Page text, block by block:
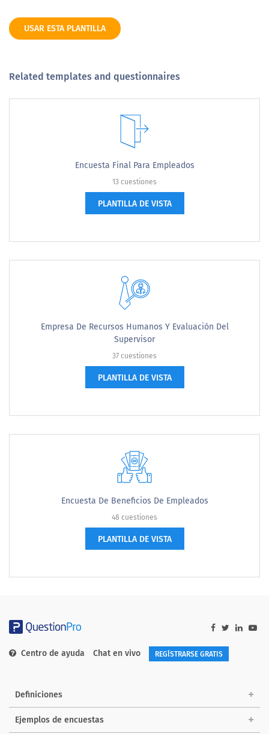
USAR ESTA PLANTILLA
Related templates and questionnaires
Encuesta Final Para Empleados
13 cuestiones
PLANTILLA DE VISTA
Empresa De Recursos Humanos Y Evaluación Del
Supervisor
37 cuestiones
PLANTILLA DE VISTA
Encuesta De Beneficios De Empleados
48 cuestiones
PLANTILLA DE VISTA
Centro de ayuda Chat en vivo REGÍSTRARSE GRATIS
Definiciones
Ejemplos de encuestas